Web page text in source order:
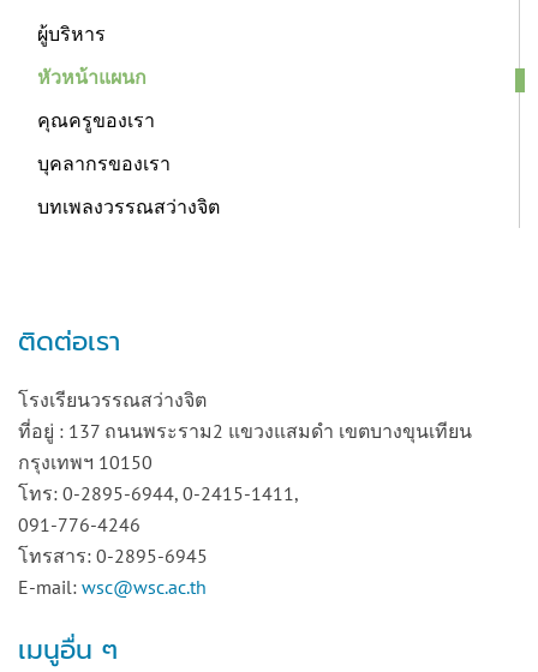
ผู้บริหาร
หัวหน้าแผนก
คุณครูของเรา
บุคลากรของเรา
บทเพลงวรรณสว่างจิต
ติดต่อเรา
โรงเรียนวรรณสว่างจิต
ที่อยู่ : 137 ถนนพระราม2 แขวงแสมดำ เขตบางขุนเทียน
กรุงเทพฯ 10150
โทร: 0-2895-6944, 0-2415-1411,
091-776-4246
โทรสาร: 0-2895-6945
E-mail: wsc@wsc.ac.th
เมนูอื่น ๆ